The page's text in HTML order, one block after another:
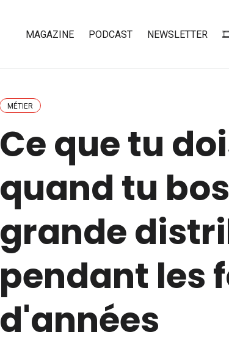
MAGAZINE PODCAST NEWSLETTER
MÉTIER
Ce que tu
quand tu
grande
pendant les
d'années